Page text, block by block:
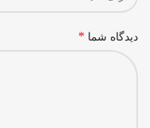
دیدگاه شما *